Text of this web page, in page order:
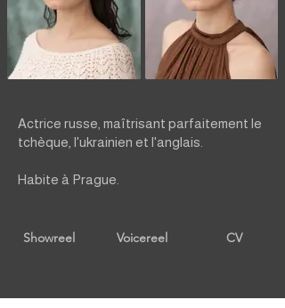
Actrice russe, maîtrisant parfaitement le
tchèque, l'ukrainien et l'anglais.
Habite à Prague.
Showreel Voicereel CV